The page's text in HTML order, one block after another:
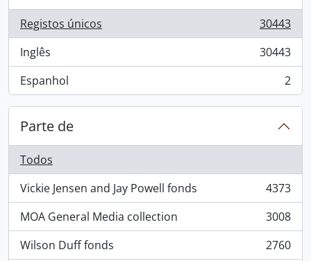
Registos únicos
, 30443 resultados
30443
Inglês
, 30443 resultados
30443
Espanhol
, 2 resultados 2
Parte de
Todos
Vickie Jensen and Jay Powell fonds
, 4373 resultados
4373
MOA General Media collection
, 3008 resultados
3008
Wilson Duff fonds
, 2760 resultados
2760